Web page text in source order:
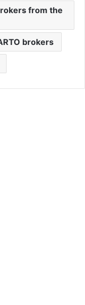
from the
brokers